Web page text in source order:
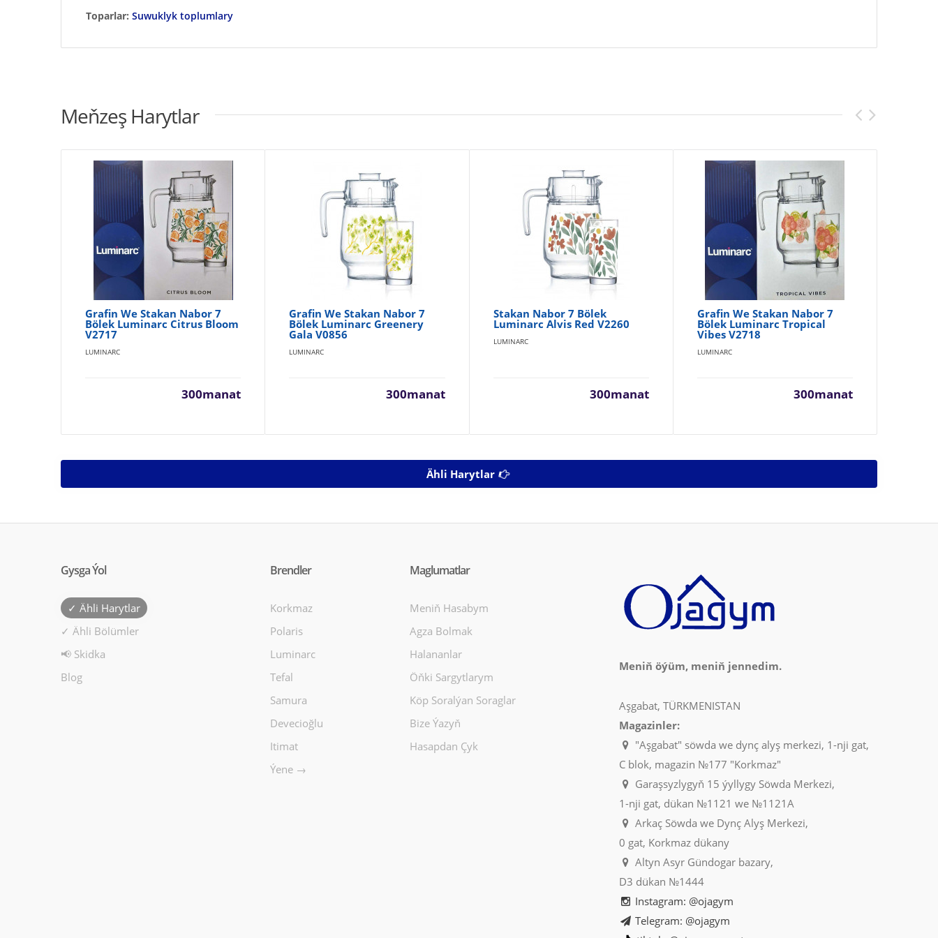
Toparlar: Suwuklyk toplumlary
Meňzeş Harytlar
Grafin We Stakan Nabor 7
Bölek Luminarc Citrus Bloom
V2717
LUMINARC
300manat
Grafin We Stakan Nabor 7
Bölek Luminarc Greenery
Gala V0856
LUMINARC
300manat
Stakan Nabor 7 Bölek
Luminarc Alvis Red V2260
LUMINARC
300manat
Grafin We Stakan Nabor 7
Bölek Luminarc Tropical
Vibes V2718
LUMINARC
300manat
Ähli Harytlar
Gysga Ýol
✓ Ähli Harytlar
✓ Ähli Bölümler
📢 Skidka
Blog
Brendler
Korkmaz
Polaris
Luminarc
Tefal
Samura
Devecioğlu
Itimat
Ýene →
Maglumatlar
Meniň Hasabym
Agza Bolmak
Halananlar
Öňki Sargytlarym
Köp Soralýan Soraglar
Bize Ýazyň
Hasapdan Çyk
Meniň öýüm, meniň jennedim.
Aşgabat, TÜRKMENISTAN
Magazinler:
"Aşgabat" söwda we dynç alyş merkezi, 1-nji gat,
C blok, magazin №177 "Korkmaz"
Garaşsyzlygyň 15 ýyllygy Söwda Merkezi,
1-nji gat, dükan №1121 we №1121A
Arkaç Söwda we Dynç Alyş Merkezi,
0 gat, Korkmaz dükany
Altyn Asyr Gündogar bazary,
D3 dükan №1444
Instagram: @ojagym
Telegram: @ojagym